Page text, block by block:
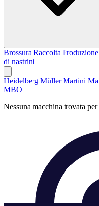
Brossura Raccolta
di nastrini
Heidelberg Müller Martini
MBO
Nessuna macchina trovata per